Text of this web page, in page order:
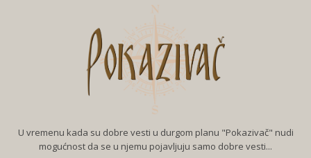
U vremenu kada su dobre vesti u durgom planu "Pokazivač" nudi
mogućnost da se u njemu pojavljuju samo dobre vesti...